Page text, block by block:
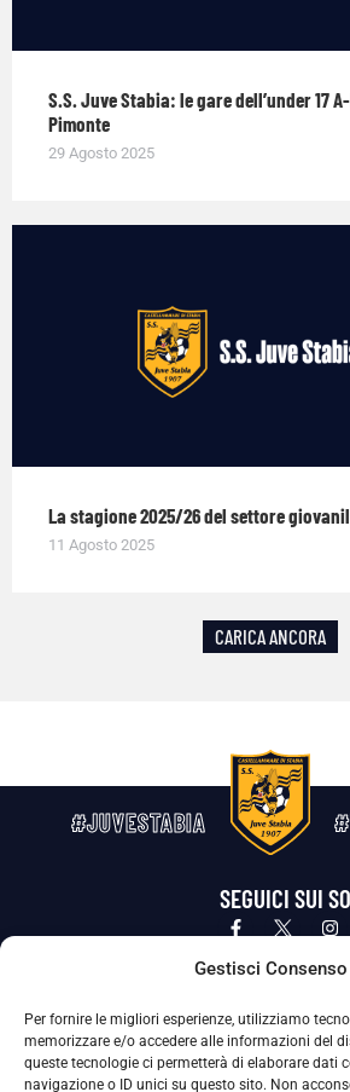
Gestisci Consenso
Per fornire le migliori esperienze, utilizziamo
memorizzare e/o accedere alle informazioni del
queste tecnologie ci permetterà di elaborare dati
navigazione o ID unici su questo sito. Non
S.S. Juve Stabia: le gare dell’under 17
Pimonte
29 Agosto 2025
La stagione 2025/26 del settore
11 Agosto 2025
CARICA ANCORA
#JUVESTABIA
SEGUICI SUI
Privacy Policy Cookie Policy
La Società ha nominato il Responsabile della Protezione dei Dati Personali (DPO),
adottate dalla nostra Società per tutelare i Suoi dati